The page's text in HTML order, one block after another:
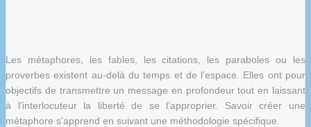
Les métaphores, les fables, les citations, les paraboles ou les
proverbes existent au-delà du temps et de l’espace. Elles ont pour
objectifs de transmettre un message en profondeur tout en laissant
à l’interlocuteur la liberté de se l’approprier. Savoir créer une
métaphore s’apprend en suivant une méthodologie spécifique.